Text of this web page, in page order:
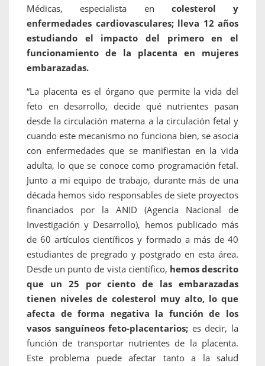
Médicas, especialista en colesterol y
enfermedades cardiovasculares; lleva 12 años
estudiando el impacto del primero en el
funcionamiento de la placenta en mujeres
embarazadas.
“La placenta es el órgano que permite la vida del
feto en desarrollo, decide qué nutrientes pasan
desde la circulación materna a la circulación fetal y
cuando este mecanismo no funciona bien, se asocia
con enfermedades que se manifiestan en la vida
adulta, lo que se conoce como programación fetal.
Junto a mi equipo de trabajo, durante más de una
década hemos sido responsables de siete proyectos
financiados por la ANID (Agencia Nacional de
Investigación y Desarrollo), hemos publicado más
de 60 artículos científicos y formado a más de 40
estudiantes de pregrado y postgrado en esta área.
Desde un punto de vista científico, hemos descrito
que un 25 por ciento de las embarazadas
tienen niveles de colesterol muy alto, lo que
afecta de forma negativa la función de los
vasos sanguíneos feto-placentarios; es decir, la
función de transportar nutrientes de la placenta.
Este problema puede afectar tanto a la salud